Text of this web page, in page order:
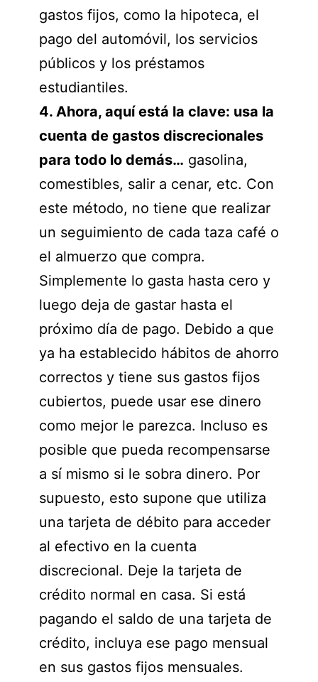
gastos fijos, como la hipoteca, el
pago del automóvil, los servicios
públicos y los préstamos
estudiantiles.
4. Ahora, aquí está la clave: usa la
cuenta de gastos discrecionales
para todo lo demás… gasolina,
comestibles, salir a cenar, etc. Con
este método, no tiene que realizar
un seguimiento de cada taza café o
el almuerzo que compra.
Simplemente lo gasta hasta cero y
luego deja de gastar hasta el
próximo día de pago. Debido a que
ya ha establecido hábitos de ahorro
correctos y tiene sus gastos fijos
cubiertos, puede usar ese dinero
como mejor le parezca. Incluso es
posible que pueda recompensarse
a sí mismo si le sobra dinero. Por
supuesto, esto supone que utiliza
una tarjeta de débito para acceder
al efectivo en la cuenta
discrecional. Deje la tarjeta de
crédito normal en casa. Si está
pagando el saldo de una tarjeta de
crédito, incluya ese pago mensual
en sus gastos fijos mensuales.